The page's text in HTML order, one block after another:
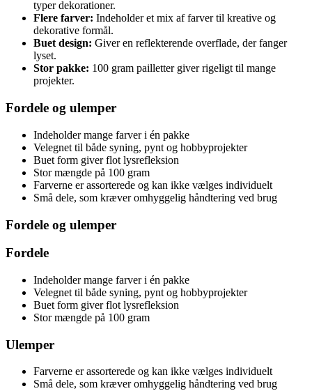
typer dekorationer.
Flere farver: Indeholder et mix af farver til kreative og
dekorative formål.
Buet design: Giver en reflekterende overflade, der fanger
lyset.
Stor pakke: 100 gram pailletter giver rigeligt til mange
projekter.
Fordele og ulemper
Indeholder mange farver i én pakke
Velegnet til både syning, pynt og hobbyprojekter
Buet form giver flot lysrefleksion
Stor mængde på 100 gram
Farverne er assorterede og kan ikke vælges individuelt
Små dele, som kræver omhyggelig håndtering ved brug
Fordele og ulemper
Fordele
Indeholder mange farver i én pakke
Velegnet til både syning, pynt og hobbyprojekter
Buet form giver flot lysrefleksion
Stor mængde på 100 gram
Ulemper
Farverne er assorterede og kan ikke vælges individuelt
Små dele, som kræver omhyggelig håndtering ved brug